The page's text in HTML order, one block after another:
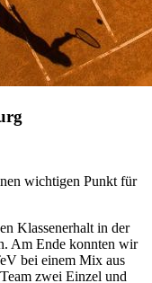
wichtigen Punkt für
Klassenerhalt in der
Am Ende konnten wir
bei einem Mix aus
zwei Einzel und